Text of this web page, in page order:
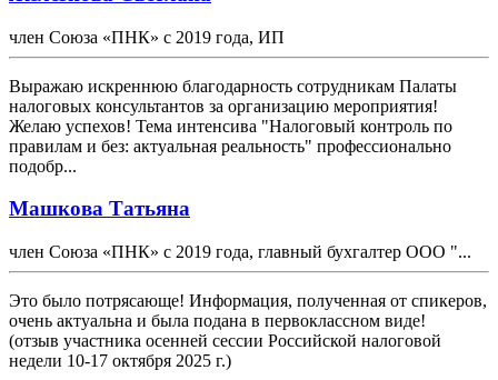
член Союза «ПНК» с 2019 года, ИП
Выражаю искреннюю благодарность сотрудникам Палаты
налоговых консультантов за организацию мероприятия!
Желаю успехов! Тема интенсива "Налоговый контроль по
правилам и без: актуальная реальность" профессионально
подобр...
Машкова Татьяна
член Союза «ПНК» с 2019 года, главный бухгалтер ООО "...
Это было потрясающе! Информация, полученная от спикеров,
очень актуальна и была подана в первоклассном виде!
(отзыв участника осенней сессии Российской налоговой
недели 10-17 октября 2025 г.)